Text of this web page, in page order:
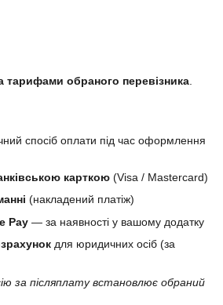
тарифами обраного перевізника
спосіб оплати під час оформлення
карткою (Visa / Mastercard)
(накладений платіж)
Pay — за наявності у вашому додатку
для юридичних осіб (за
за післяплату встановлює обраний